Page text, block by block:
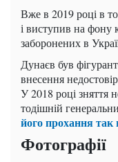
Вже в 2019 році в
і виступив на фону
заборонених в
Дунаєв був
внесення
У 2018 році зняття
тодішній
його прохання так
Фотографії